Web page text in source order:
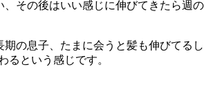
その後はいい感じに伸びてきたら週
の息子、たまに会うと髪も伸びてる
るという感じです。